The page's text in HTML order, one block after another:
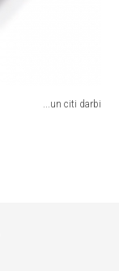
...un citi darbi